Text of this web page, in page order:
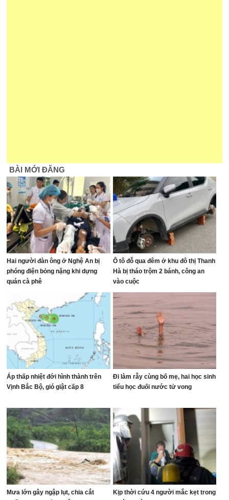
BÀI MỚI ĐĂNG
Hai người đàn ông ở Nghệ An bị
phóng điện bỏng nặng khi dựng
quán cà phê
Ô tô đỗ qua đêm ở khu đô thị Thanh
Hà bị tháo trộm 2 bánh, công an
vào cuộc
Áp thấp nhiệt đới hình thành trên
Vịnh Bắc Bộ, gió giật cấp 8
Đi làm rẫy cùng bố mẹ, hai học sinh
tiểu học đuối nước tử vong
Mưa lớn gây ngập lụt, chia cắt
Kịp thời cứu 4 người mắc kẹt trong